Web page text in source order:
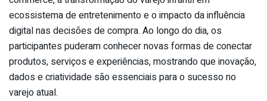
ecossistema de entretenimento e o impacto da influência
digital nas decisões de compra. Ao longo do dia, os
participantes puderam conhecer novas formas de conectar
produtos, serviços e experiências, mostrando que inovação,
dados e criatividade são essenciais para o sucesso no
varejo atual.